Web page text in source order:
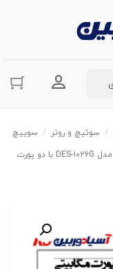
ورود به
/ سوئیچ و روتر / سوییچ
24 پورت مگابیتی، غیر مدیریتی و رکمونت دی-لینک مدل DES-1026G با دو پورت